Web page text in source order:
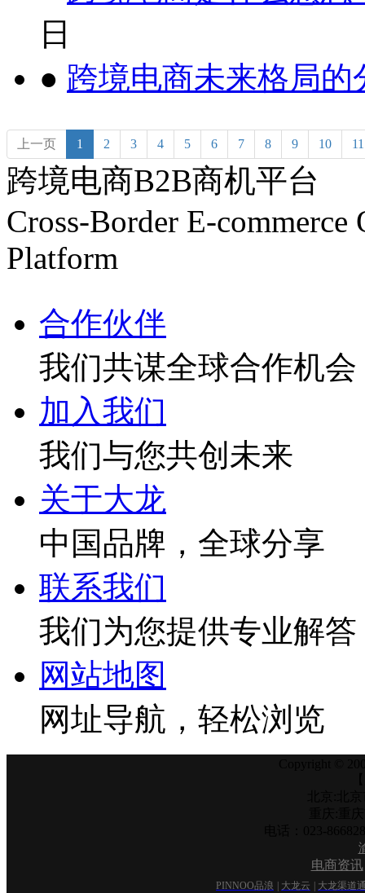
日
● 跨境电商未来格局的
上一页 1 2 3 4 5 6 7 8 9 10 11
跨境电商B2B商机平台
Cross-Border E-
Platform
合作伙伴
我们共谋全球合作机会
加入我们
我们与您共创未来
关于大龙
中国品牌，全球分享
联系我们
我们为您提供专业解答
网站地图
网址导航，轻松浏览
电商资讯
PINNOO品浪 大龙云 大龙渠道